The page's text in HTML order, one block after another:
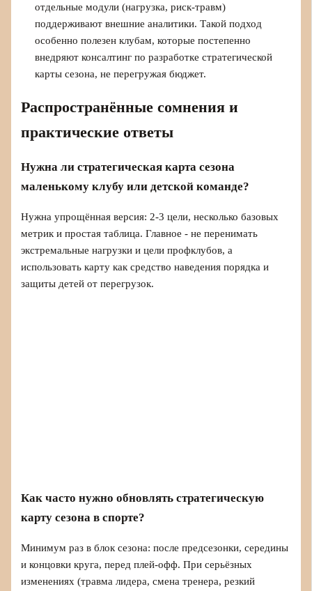
отдельные модули (нагрузка, риск-травм)
поддерживают внешние аналитики. Такой подход
особенно полезен клубам, которые постепенно
внедряют консалтинг по разработке стратегической
карты сезона, не перегружая бюджет.
Распространённые сомнения и
практические ответы
Нужна ли стратегическая карта сезона
маленькому клубу или детской команде?
Нужна упрощённая версия: 2-3 цели, несколько базовых
метрик и простая таблица. Главное - не перенимать
экстремальные нагрузки и цели профклубов, а
использовать карту как средство наведения порядка и
защиты детей от перегрузок.
Как часто нужно обновлять стратегическую
карту сезона в спорте?
Минимум раз в блок сезона: после предсезонки, середины
и концовки круга, перед плей-офф. При серьёзных
изменениях (травма лидера, смена тренера, резкий